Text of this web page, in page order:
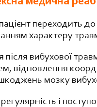
пацієнт переходить
характеру
після вибухової
відновлення
мозку
і